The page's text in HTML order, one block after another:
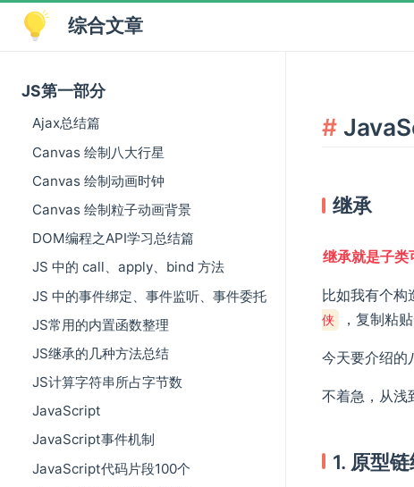
综合文章
JS第一部分
Ajax总结篇
Canvas 绘制八大行星
Canvas 绘制动画时钟
Canvas 绘制粒子动画背景
DOM编程之API学习总结篇
JS 中的 call、apply、bind 方法
JS 中的事件绑定、事件监听、事件委托
JS常用的内置函数整理
JS继承的几种方法总结
JS计算字符串所占字节数
JavaScript
JavaScript事件机制
JavaScript代码片段100个
继承
继承就是子类
比如我有个构
侠
，复制粘
今天要介绍的
不着急，从浅
1. 原型